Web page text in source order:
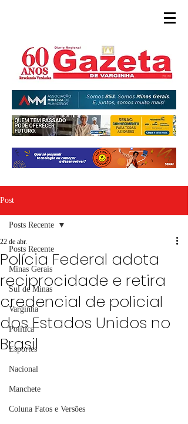
Post
Posts Recente
Minas Gerais
Sul de Minas
Varginha
Política
Esportes
Nacional
Manchete
Coluna Fatos e Versões
Posts Recente
Polícia Federal adota
reciprocidade e retira
credencial de policial
dos Estados Unidos no
Brasil
22 de abr.